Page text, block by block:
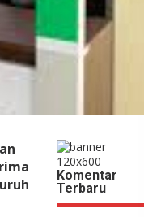
Komentar
Terbaru